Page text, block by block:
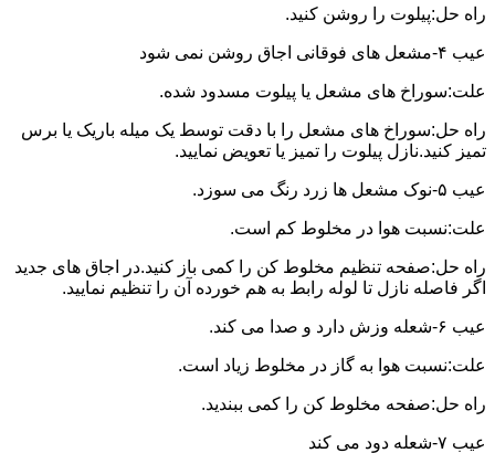
راه حل:پیلوت را روشن کنید.
عیب ۴-مشعل های فوقانی اجاق روشن نمی شود
علت:سوراخ های مشعل یا پیلوت مسدود شده.
راه حل:سوراخ های مشعل را با دقت توسط یک میله باریک یا برس
تمیز کنید.نازل پیلوت را تمیز یا تعویض نمایید.
عیب ۵-نوک مشعل ها زرد رنگ می سوزد.
علت:نسبت هوا در مخلوط کم است.
راه حل:صفحه تنظیم مخلوط کن را کمی باز کنید.در اجاق های جدید
اگر فاصله نازل تا لوله رابط به هم خورده آن را تنظیم نمایید.
عیب ۶-شعله وزش دارد و صدا می کند.
علت:نسبت هوا به گاز در مخلوط زیاد است.
راه حل:صفحه مخلوط کن را کمی ببندید.
عیب ۷-شعله دود می کند